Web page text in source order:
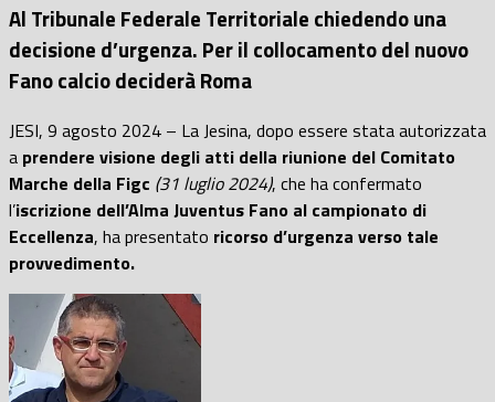
Al Tribunale Federale Territoriale chiedendo una
decisione d’urgenza. Per il collocamento del nuovo
Fano calcio deciderà Roma
JESI, 9 agosto 2024 – La Jesina, dopo essere stata autorizzata
a prendere visione degli atti della riunione del Comitato
Marche della Figc (31 luglio 2024), che ha confermato
l’iscrizione dell’Alma Juventus Fano al campionato di
Eccellenza, ha presentato ricorso d’urgenza verso tale
provvedimento.